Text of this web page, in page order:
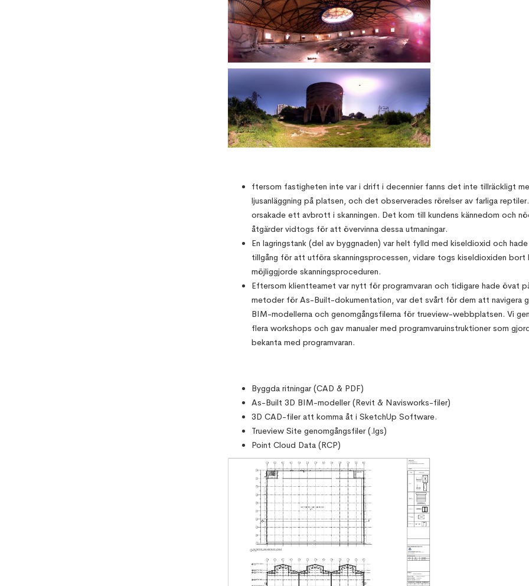
ftersom fastigheten inte var i drift i decennier fanns det inte tillräckligt
ljusanläggning på platsen, och det observerades rörelser av farliga
orsakade ett avbrott i skanningen. Det kom till kundens kännedom och
åtgärder vidtogs för att övervinna dessa utmaningar.
En lagringstank (del av byggnaden) var helt fylld med kiseldioxid och hade
tillgång för att utföra skanningsprocessen, vidare togs kiseldioxiden bort
möjliggjorde skanningsproceduren.
Eftersom klientteamet var nytt för programvaran och tidigare hade övat
metoder för As-Built-dokumentation, var det svårt för dem att navigera
BIM-modellerna och genomgångsfilerna för trueview-webbplatsen. Vi
flera workshops och gav manualer med programvaruinstruktioner som
bekanta med programvaran.
Byggda ritningar (CAD & PDF)
As-Built 3D BIM-modeller (Revit & Navisworks-filer)
3D CAD-filer att komma åt i SketchUp Software.
Trueview Site genomgångsfiler (.lgs)
Point Cloud Data (RCP)